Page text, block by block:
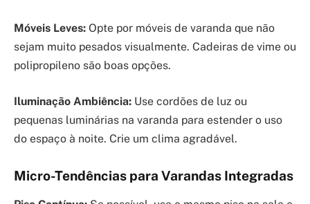
Móveis Leves: Opte por móveis de varanda que não
sejam muito pesados visualmente. Cadeiras de vime ou
polipropileno são boas opções.
Iluminação Ambiência: Use cordões de luz ou
pequenas luminárias na varanda para estender o uso
do espaço à noite. Crie um clima agradável.
Micro-Tendências para Varandas Integradas